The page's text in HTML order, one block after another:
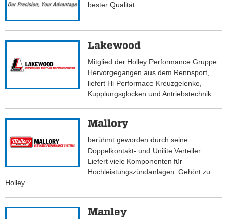
bester Qualität.
Lakewood
Mitglied der Holley Performance Gruppe.
Hervorgegangen aus dem Rennsport,
liefert Hi Performace Kreuzgelenke,
Kupplungsglocken und Antriebstechnik.
Mallory
berühmt geworden durch seine
Doppelkontakt- und Unilite Verteiler.
Liefert viele Komponenten für
Hochleistungszündanlagen. Gehört zu
Holley.
Manley